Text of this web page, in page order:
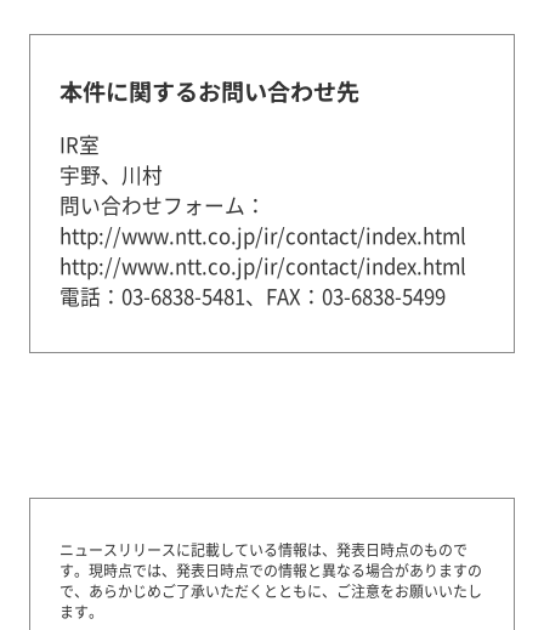
本件に関するお問い合わせ先
IR室
宇野、川村
問い合わせフォーム：
http://www.ntt.co.jp/ir/contact/index.html
http://www.ntt.co.jp/ir/contact/index.html
電話：03-6838-5481、FAX：03-6838-5499
ニュースリリースに記載している情報は、発表日時点のもので
す。 現時点では、発表日時点での情報と異なる場合がありますの
で、あらかじめご了承いただくとともに、ご注意をお願いいたし
ます。